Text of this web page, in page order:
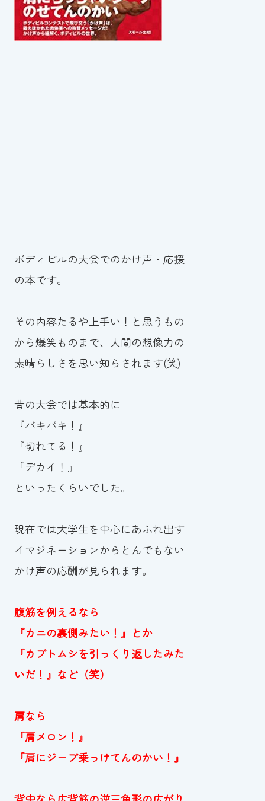
ボディビルの大会でのかけ声・応援
の本です。
その内容たるや上手い！と思うもの
から爆笑ものまで、人間の想像力の
素晴らしさを思い知らされます(笑)
昔の大会では基本的に
『バキバキ！』
『切れてる！』
『デカイ！』
といったくらいでした。
現在では大学生を中心にあふれ出す
イマジネーションからとんでもない
かけ声の応酬が見られます。
腹筋を例えるなら
『カニの裏側みたい！』とか
『カブトムシを引っくり返したみた
いだ！』など（笑）
肩なら
『肩メロン！』
『肩にジープ乗っけてんのかい！』